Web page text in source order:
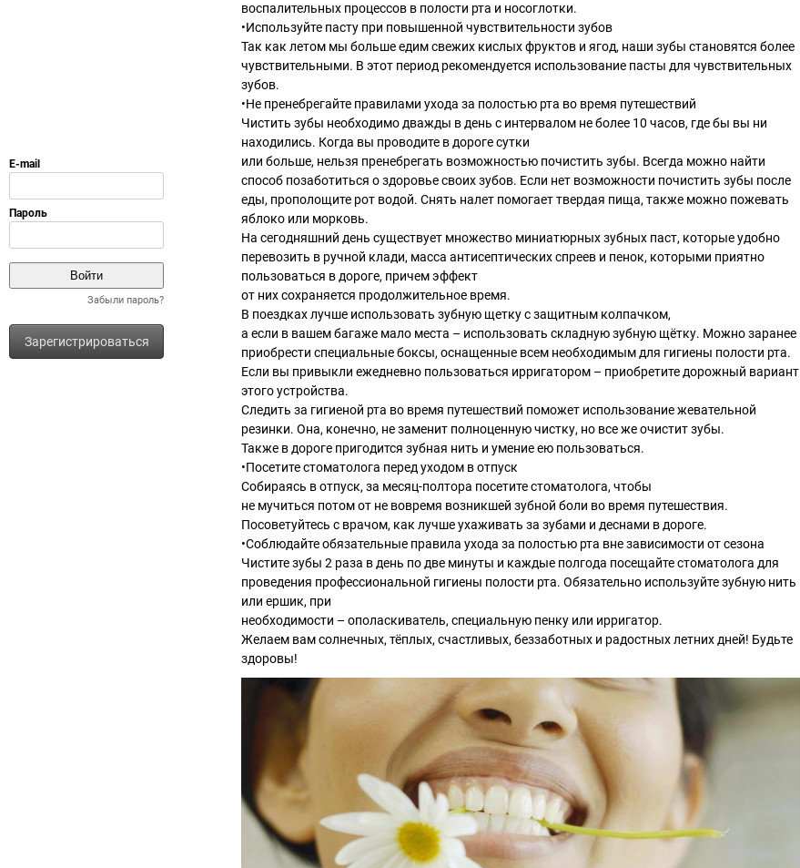
Забыли пароль?
Зарегистрироваться
воспалительных процессов в полости рта и носоглотки.
•Используйте пасту при повышенной чувствительности зубов
Так как летом мы больше едим свежих кислых фруктов и ягод, наши зубы становятся более
чувствительными. В этот период рекомендуется использование пасты для чувствительных
зубов.
•Не пренебрегайте правилами ухода за полостью рта во время путешествий
Чистить зубы необходимо дважды в день с интервалом не более 10 часов, где бы вы ни
находились. Когда вы проводите в дороге сутки
или больше, нельзя пренебрегать возможностью почистить зубы. Всегда можно найти
способ позаботиться о здоровье своих зубов. Если нет возможности почистить зубы после
еды, прополощите рот водой. Снять налет помогает твердая пища, также можно пожевать
яблоко или морковь.
На сегодняшний день существует множество миниатюрных зубных паст, которые удобно
перевозить в ручной клади, масса антисептических спреев и пенок, которыми приятно
пользоваться в дороге, причем эффект
от них сохраняется продолжительное время.
В поездках лучше использовать зубную щетку с защитным колпачком,
а если в вашем багаже мало места – использовать складную зубную щётку. Можно заранее
приобрести специальные боксы, оснащенные всем необходимым для гигиены полости рта.
Если вы привыкли ежедневно пользоваться ирригатором – приобретите дорожный вариант
этого устройства.
Следить за гигиеной рта во время путешествий поможет использование жевательной
резинки. Она, конечно, не заменит полноценную чистку, но все же очистит зубы.
Также в дороге пригодится зубная нить и умение ею пользоваться.
•Посетите стоматолога перед уходом в отпуск
Собираясь в отпуск, за месяц-полтора посетите стоматолога, чтобы
не мучиться потом от не вовремя возникшей зубной боли во время путешествия.
Посоветуйтесь с врачом, как лучше ухаживать за зубами и деснами в дороге.
•Соблюдайте обязательные правила ухода за полостью рта вне зависимости от сезона
Чистите зубы 2 раза в день по две минуты и каждые полгода посещайте стоматолога для
проведения профессиональной гигиены полости рта. Обязательно используйте зубную нить
или ершик, при
необходимости – ополаскиватель, специальную пенку или ирригатор.
Желаем вам солнечных, тёплых, счастливых, беззаботных и радостных летних дней! Будьте
здоровы!